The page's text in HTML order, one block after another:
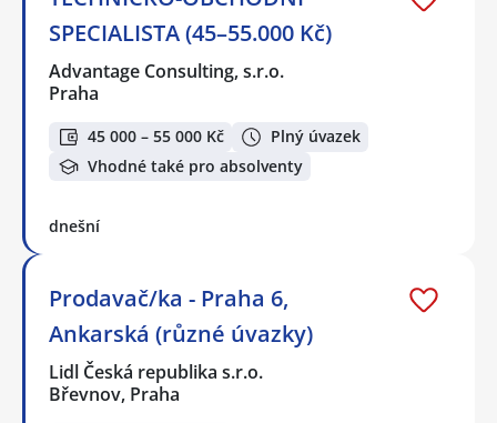
SPECIALISTA (45–55.000 Kč)
Advantage Consulting, s.r.o.
Praha
45 000 – 55 000 Kč
Plný úvazek
Vhodné také pro absolventy
dnešní
Prodavač/ka - Praha 6,
Ankarská (různé úvazky)
Lidl Česká republika s.r.o.
Břevnov, Praha